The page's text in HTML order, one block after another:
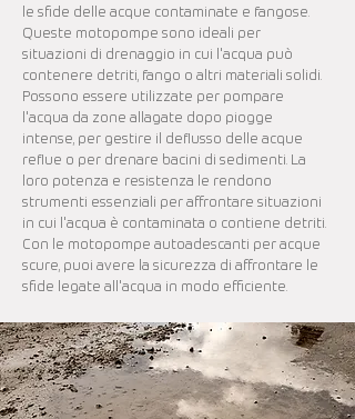
le sfide delle acque contaminate e fangose.
Queste motopompe sono ideali per
situazioni di drenaggio in cui l'acqua può
contenere detriti, fango o altri materiali solidi.
Possono essere utilizzate per pompare
l'acqua da zone allagate dopo piogge
intense, per gestire il deflusso delle acque
reflue o per drenare bacini di sedimenti. La
loro potenza e resistenza le rendono
strumenti essenziali per affrontare situazioni
in cui l'acqua è contaminata o contiene detriti.
Con le motopompe autoadescanti per acque
scure, puoi avere la sicurezza di affrontare le
sfide legate all'acqua in modo efficiente.